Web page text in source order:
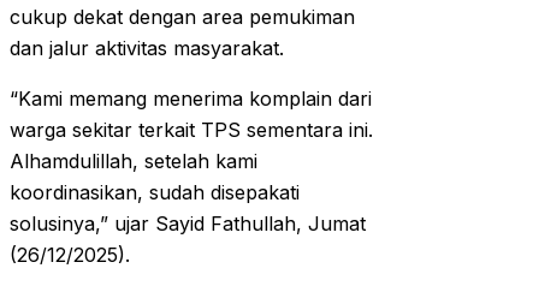
cukup dekat dengan area pemukiman
dan jalur aktivitas masyarakat.
“Kami memang menerima komplain dari
warga sekitar terkait TPS sementara ini.
Alhamdulillah, setelah kami
koordinasikan, sudah disepakati
solusinya,” ujar Sayid Fathullah, Jumat
(26/12/2025).